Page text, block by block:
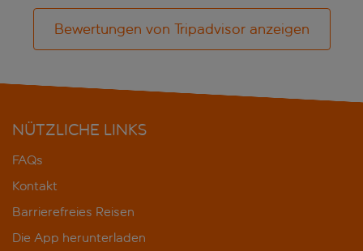
Bewertungen von Tripadvisor anzeigen
NÜTZLICHE LINKS
FAQs
Kontakt
Barrierefreies Reisen
Die App herunterladen